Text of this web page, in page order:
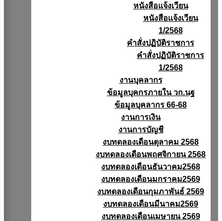
หนังสือแจ้งเวียน
หนังสือเเจ้งเวียน
1/2568
คำสั่งปฏิบัติราชการ
คำสั่งปฏิบัติราชการ
1/2568
งานบุคลากร
ข้อมูลบุคกรภายใน วก.นฐ
ข้อมูลบุคลากร 66-68
งานการเงิน
งานการบัญชี
งบทดลองเดือนตุลาคม 2568
งบทดลองเดือนพฤศจิกายน 2568
งบทดลองเดือนธันวาคม2568
งบทดลองเดือนมกราคม2569
งบทดลองเดือนกุมภาพันธ์ 2569
งบทดลองเดือนมีนาคม2569
งบทดลองเดือนเมษายน 2569